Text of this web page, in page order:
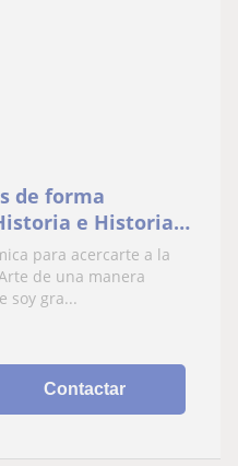
de forma
e Historia
para acercarte a la
de una manera
soy gra...
Contactar